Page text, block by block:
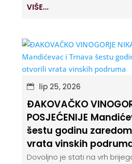
VIŠE...
lip 25, 2026
ĐAKOVAČKO
POSJEĆENIJE
šestu godinu
vrata vinskih
Dovoljno je stati na vrh